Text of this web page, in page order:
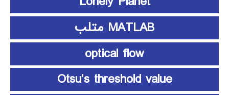
MATLAB متلب
optical flow
Otsu’s threshold value